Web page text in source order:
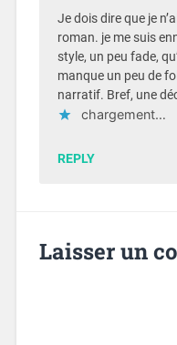
Je dois dire que je
roman. je me suis
style, un peu fade,
manque un peu de
narratif. Bref, une
chargement…
REPLY
Laisser un